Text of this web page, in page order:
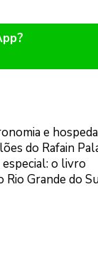
e
do Rafain
o livro
Rio Grande do